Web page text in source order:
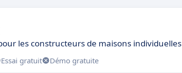
les constructeurs de maisons individuelles
Essai gratuit Démo gratuite